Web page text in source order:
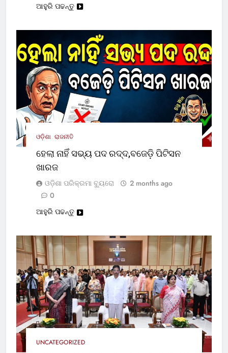
ଆହୁରି ପଢନ୍ତୁ
ଓଡ଼ିଶା ରାଜନୀତି
ହେଲା ନାହିଁ ସଭ୍ୟ ପଦ ରଦ୍ଦ,ବଜେଡ଼ି ପିଟିସନ
ଖାରଜ
ଓଡ଼ିଶା ପରିକ୍ରମା ବ୍ୟୁରୋ
2 months ago
0
ଆହୁରି ପଢନ୍ତୁ
UNCATEGORIZED